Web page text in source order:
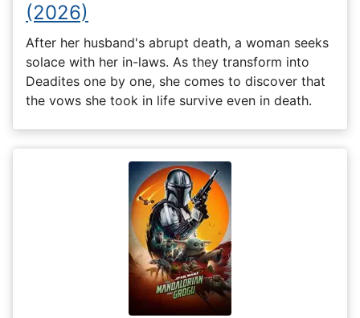
(2026)
After her husband's abrupt death, a woman seeks
solace with her in-laws. As they transform into
Deadites one by one, she comes to discover that
the vows she took in life survive even in death.